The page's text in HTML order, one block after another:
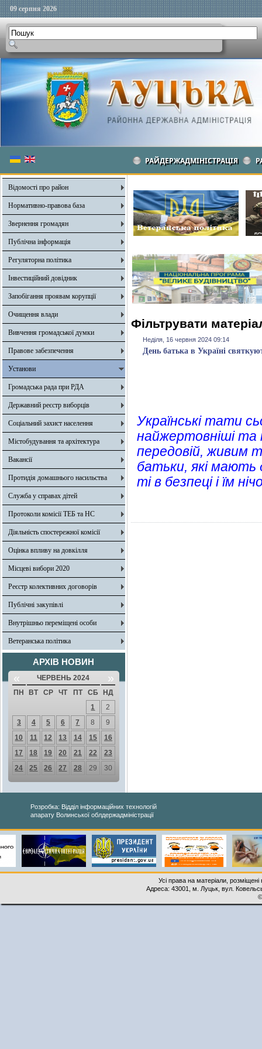
09 серпня 2026
РАЙДЕРЖАДМІНІСТРАЦІЯ
Відомості про район
Нормативно-правова база
Звернення громадян
Публічна інформація
Регуляторна політика
Інвестиційний довідник
Запобігання проявам корупції
Очищення влади
Вивчення громадської думки
Правове забезпечення
Установи
Громадська рада при РДА
Державний реєстр виборців
Соціальний захист населення
Містобудування та архітектура
Вакансії
Протидія домашнього насильства
Служба у справах дітей
Протоколи комісії ТЕБ та НС
Діяльність спостережної комісії
Оцінка впливу на довкілля
Місцеві вибори 2020
Реєстр колективних договорів
Публічні закупівлі
Внутрішньо переміщені особи
Ветеранська політика
АРХІВ НОВИН
« ЧЕРВЕНЬ 2024 »
ПН ВТ СР ЧТ ПТ СБ
НД
1
2
3
4 5 6 7 8
9
10
11 12 13 14 15
16
17
18 19 20 21 22
23
24
25 26 27 28 29 30
Фільтрувати
Неділя, 16 червня 2024 09:14
День батька в Україні
Українські тати
найжертовніші та
передовій, живим
батьки, які мають
ті в безпеці і їм
Розробка: Відділ інформаційних технологій
апарату Волинської облдержадміністрації
Усі права на матеріали,
Адреса: 43001, м. Луцьк, вул.